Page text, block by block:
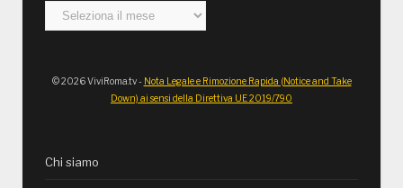
Archivi
© 2026 ViviRoma.tv - Nota Legale e Rimozione Rapida (Notice and Take
Down) ai sensi della Direttiva UE 2019/790
Chi siamo